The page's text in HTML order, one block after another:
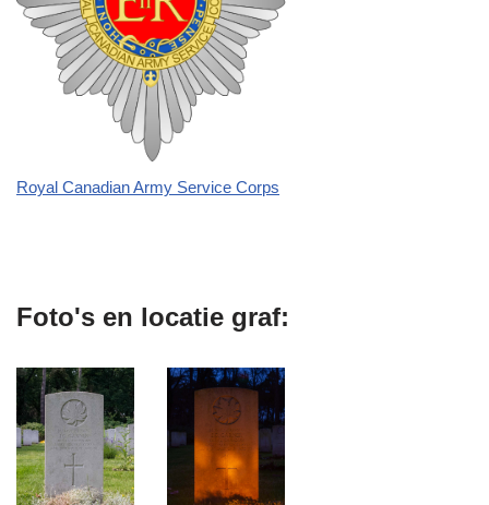
Royal Canadian Army Service Corps
Foto's en locatie graf: